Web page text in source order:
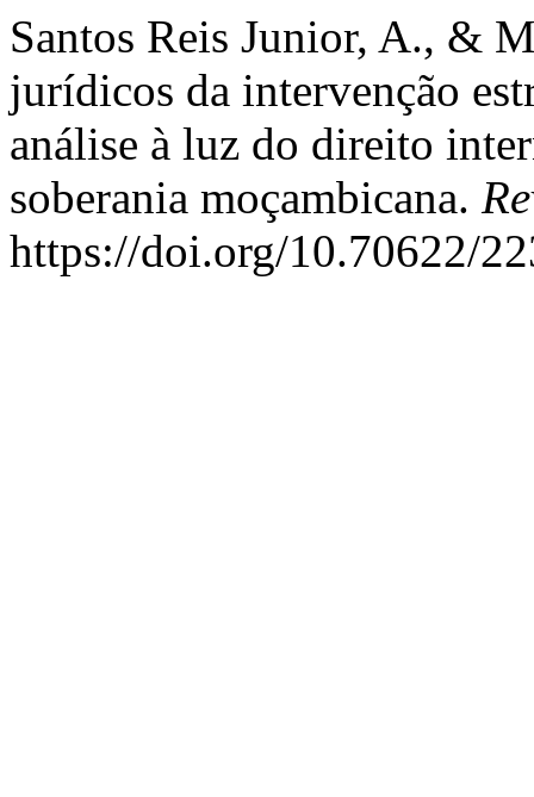
Santos Reis Junior, A., &
jurídicos da intervenção
análise à luz do direito
soberania moçambicana.
https://doi.org/10.70622/